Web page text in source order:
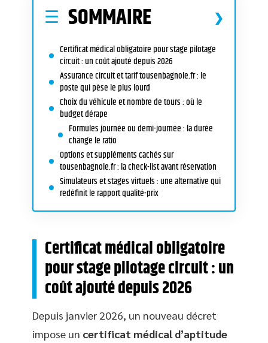
SOMMAIRE
Certificat médical obligatoire pour stage pilotage
circuit : un coût ajouté depuis 2026
Assurance circuit et tarif tousenbagnole.fr : le
poste qui pèse le plus lourd
Choix du véhicule et nombre de tours : où le
budget dérape
Formules journée ou demi-journée : la durée
change le ratio
Options et suppléments cachés sur
tousenbagnole.fr : la check-list avant réservation
Simulateurs et stages virtuels : une alternative qui
redéfinit le rapport qualité-prix
Certificat médical obligatoire
pour stage pilotage circuit : un
coût ajouté depuis 2026
Depuis janvier 2026, un nouveau décret
impose un certificat médical d’aptitude